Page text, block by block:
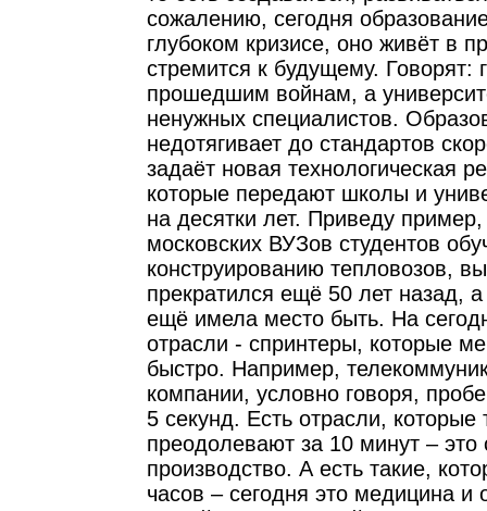
сожалению, сегодня
глубоком кризисе, оно живёт в
стремится к будущему. Говорят:
прошедшим войнам, а
ненужных специалистов.
недотягивает до стандартов
задаёт новая технологическая
которые передают школы и
на десятки лет. Приведу
московских ВУЗов студентов
конструированию тепловозов,
прекратился ещё 50 лет назад,
ещё имела место быть. На
отрасли - спринтеры, которые
быстро. Например,
компании, условно говоря,
5 секунд. Есть отрасли, которые
преодолевают за 10 минут – это
производство. А есть такие,
часов – сегодня это медицина и